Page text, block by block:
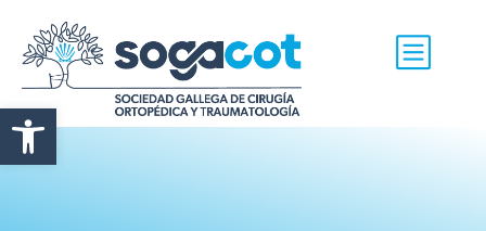
Abrir barra de herramientas